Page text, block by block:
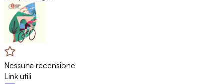
Nessuna recensione
Link utili